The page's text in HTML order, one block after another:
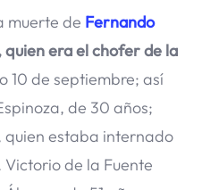
muerte de Fernando
quien era el chofer de la
10 de septiembre; así
de 30 años;
quien estaba internado
Victorio de la Fuente